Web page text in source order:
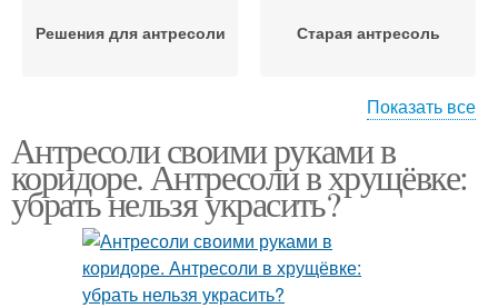
Решения для антресоли Старая антресоль
Дверцы для антресоли Антресоль на кухне
Антресоль в
современной квартире
Современные
Показать все
Антресоли своими руками в
коридоре. Антресоли в хрущёвке:
убрать нельзя украсить?